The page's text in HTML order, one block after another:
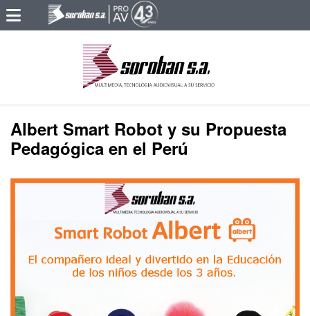
Albert Smart Robot y su Propuesta
Pedagógica en el Perú